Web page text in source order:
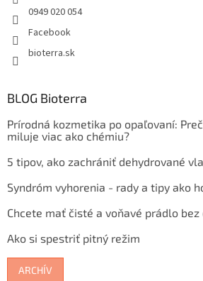
0949 020 054
Facebook
bioterra.sk
BLOG Bioterra
Prírodná kozmetika po opaľovaní:
miluje viac ako chémiu?
5 tipov, ako zachrániť dehydrované
Syndróm vyhorenia - rady a tipy ako
Chcete mať čisté a voňavé prádlo
Ako si spestriť pitný režim
ARCHÍV